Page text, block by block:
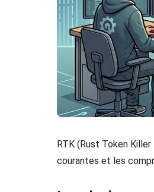
RTK (Rust Token
courantes et les